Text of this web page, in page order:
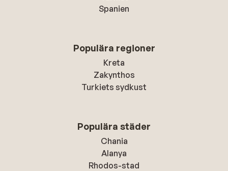
Spanien
Populära regioner
Kreta
Zakynthos
Turkiets sydkust
Populära städer
Chania
Alanya
Rhodos-stad